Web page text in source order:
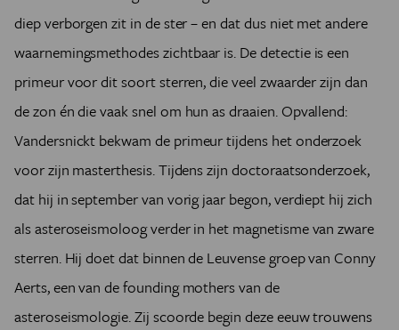
diep verborgen zit in de ster – en dat dus niet met andere
waarnemingsmethodes zichtbaar is. De detectie is een
primeur voor dit soort sterren, die veel zwaarder zijn dan
de zon én die vaak snel om hun as draaien. Opvallend:
Vandersnickt bekwam de primeur tijdens het onderzoek
voor zijn masterthesis. Tijdens zijn doctoraatsonderzoek,
dat hij in september van vorig jaar begon, verdiept hij zich
als asteroseismoloog verder in het magnetisme van zware
sterren. Hij doet dat binnen de Leuvense groep van Conny
Aerts, een van defounding mothersvan de
asteroseismologie. Zij scoorde begin deze eeuw trouwens